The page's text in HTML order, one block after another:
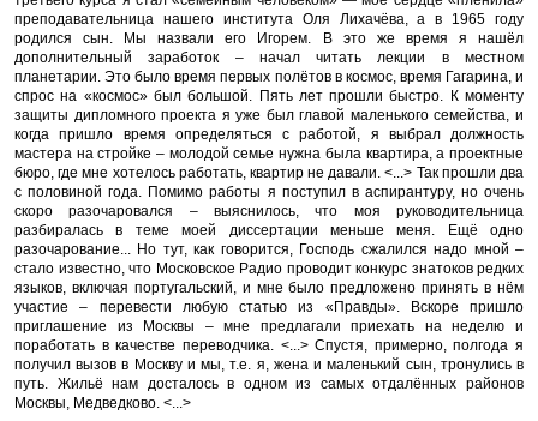
преподавательница нашего института Оля Лихачёва, а в 1965 году
родился сын. Мы назвали его Игорем. В это же время я нашёл
дополнительный заработок – начал читать лекции в местном
планетарии. Это было время первых полётов в космос, время Гагарина, и
спрос на «космос» был большой. Пять лет прошли быстро. К моменту
защиты дипломного проекта я уже был главой маленького семейства, и
когда пришло время определяться с работой, я выбрал должность
мастера на стройке – молодой семье нужна была квартира, а проектные
бюро, где мне хотелось работать, квартир не давали. <...> Так прошли два
с половиной года. Помимо работы я поступил в аспирантуру, но очень
скоро разочаровался – выяснилось, что моя руководительница
разбиралась в теме моей диссертации меньше меня. Ещё одно
разочарование... Но тут, как говорится, Господь сжалился надо мной –
стало известно, что Московское Радио проводит конкурс знатоков редких
языков, включая португальский, и мне было предложено принять в нём
участие – перевести любую статью из «Правды». Вскоре пришло
приглашение из Москвы – мне предлагали приехать на неделю и
поработать в качестве переводчика. <...> Спустя, примерно, полгода я
получил вызов в Москву и мы, т.е. я, жена и маленький сын, тронулись в
путь. Жильё нам досталось в одном из самых отдалённых районов
Москвы, Медведково. <...>